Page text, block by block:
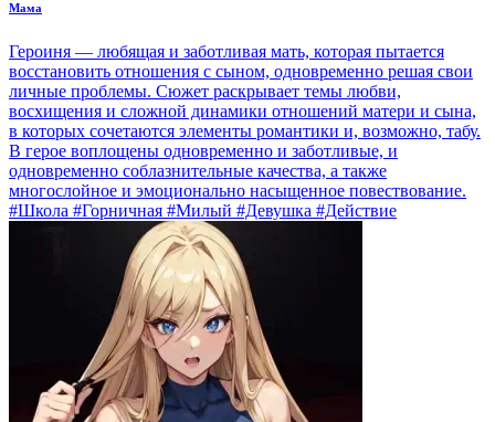
Мама
Героиня — любящая и заботливая мать, которая пытается
восстановить отношения с сыном, одновременно решая свои
личные проблемы. Сюжет раскрывает темы любви,
восхищения и сложной динамики отношений матери и сына,
в которых сочетаются элементы романтики и, возможно, табу.
В герое воплощены одновременно и заботливые, и
одновременно соблазнительные качества, а также
многослойное и эмоционально насыщенное повествование.
#Школа #Горничная #Милый #Девушка #Действие